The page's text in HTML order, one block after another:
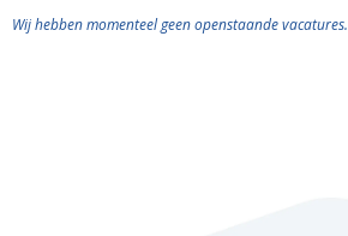
Wij hebben momenteel geen openstaande vacatures.